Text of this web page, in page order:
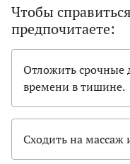
Чтобы
предпочитаете:
Отложить срочные
времени в тишине.
Сходить на массаж